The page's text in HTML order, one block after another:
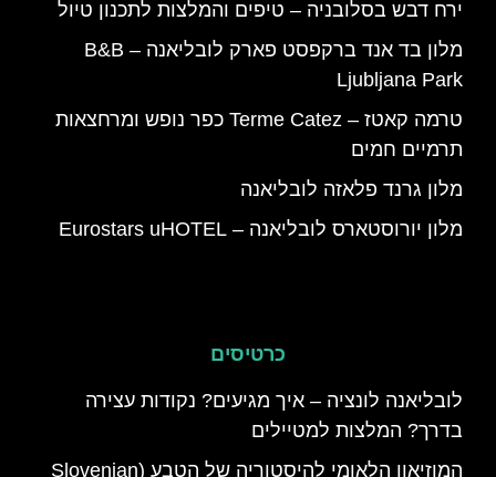
ירח דבש בסלובניה – טיפים והמלצות לתכנון טיול
מלון בד אנד ברקפסט פארק לובליאנה – B&B
Ljubljana Park
טרמה קאטז – Terme Catez כפר נופש ומרחצאות
תרמיים חמים
מלון גרנד פלאזה לובליאנה
מלון יורוסטארס לובליאנה – Eurostars uHOTEL
כרטיסים
לובליאנה לונציה – איך מגיעים? נקודות עצירה
בדרך? המלצות למטיילים
המוזיאון הלאומי להיסטוריה של הטבע (Slovenian